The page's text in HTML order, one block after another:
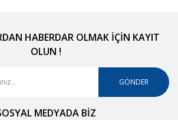
Yorum Yaz
için teşekkür ederiz.
eksik bilgiler bulunuyor.
diğer sitelerden daha pahalı.
HABERDAR OLMAK İÇİN KAYIT
OLUN !
GÖNDER
MEDYADA BİZ